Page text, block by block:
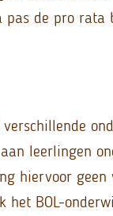
pas de pro
leerlingen
hiervoor
het BOL-